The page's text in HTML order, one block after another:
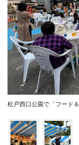
松戸西口公園で「フード